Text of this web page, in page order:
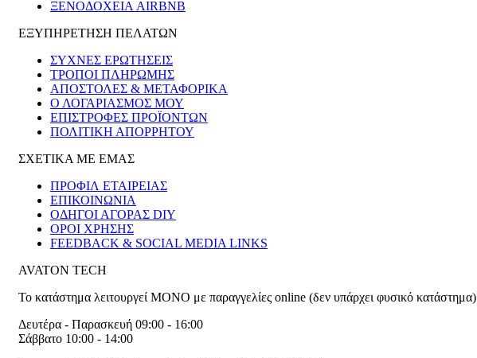
ΞΕΝΟΔΟΧΕΊΑ AIRBNB
ΕΞΥΠΗΡΕΤΗΣΗ ΠΕΛΑΤΩΝ
ΣΥΧΝΕΣ ΕΡΩΤΗΣΕΙΣ
ΤΡΟΠΟΙ ΠΛΗΡΩΜΗΣ
ΑΠΟΣΤΟΛΕΣ & ΜΕΤΑΦΟΡΙΚΑ
Ο ΛΟΓΑΡΙΑΣΜΟΣ ΜΟΥ
ΕΠΙΣΤΡΟΦΕΣ ΠΡΟΪΟΝΤΩΝ
ΠΟΛΙΤΙΚΗ ΑΠΟΡΡΗΤΟΥ
ΣΧΕΤΙΚΑ ΜΕ ΕΜΑΣ
ΠΡΟΦΙΛ ΕΤΑΙΡΕΙΑΣ
ΕΠΙΚΟΙΝΩΝΙΑ
ΟΔΗΓΟΙ ΑΓΟΡΑΣ DIY
ΟΡΟΙ ΧΡΗΣΗΣ
FEEDBACK & SOCIAL MEDIA LINKS
AVATON TECH
Το κατάστημα λειτουργεί ΜΟΝΟ με παραγγελίες online (δεν υπάρχει φυσικό κατάστημα)
Δευτέρα - Παρασκευή 09:00 - 16:00
Σάββατο 10:00 - 14:00